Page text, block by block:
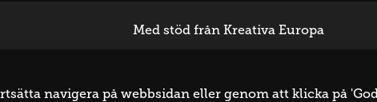
Med stöd från Kreativa Europa
navigera på webbsidan eller genom att klicka på